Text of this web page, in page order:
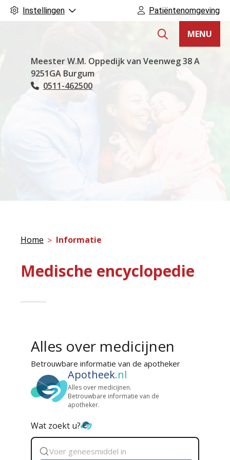
Instellingen Patiëntenomgeving
Hoofdmenu
MENU
Meester W.M. Oppedijk van Veenweg38 A
9251GA Burgum
Tel:
0511-462500
Home Informatie
Medische encyclopedie
Alles over medicijnen
Betrouwbare informatie van de apotheker
Apotheek.nl
Alles over medicijnen.
Betrouwbare informatie van de
apotheker.
Wat zoekt u?
Zoek
geneesmiddel